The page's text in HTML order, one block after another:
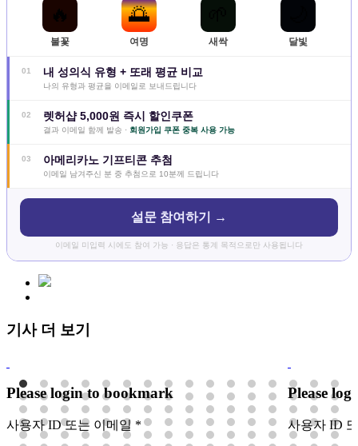
🔥
불꽃
🌅
여명 새싹 달빛
01 내 성의식 유형 + 또래 평균 비교
나의 유형과 평균을 이메일로 보내드립니다
02 렛허샵 5,000원 즉시 할인쿠폰
결과 이메일 함께 발송 · 회원가입 쿠폰 중복 사용 가능
03 아메리카노 기프티콘 추첨
이메일 남겨주신 분 중 추첨으로 10분께 드립니다
설문 참여하기 →
이메일 미입력 시에도 참여 가능 · 응답은 통계 목적으로만 사용됩니다
기사 더 보기
Please login to bookmark
사용자 ID 또는 이메일 *
Please
사용자 ID